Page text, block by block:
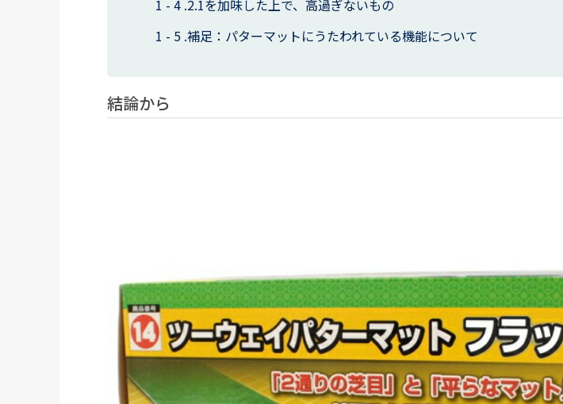
2.1を加味した上で、高過ぎないもの
補足：パターマットにうたわれている機能について
結論から